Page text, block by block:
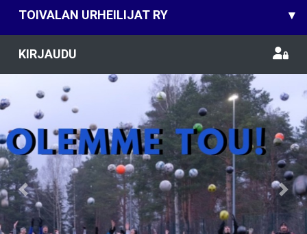
TOIVALAN URHEILIJAT RY ▾
KIRJAUDU
Previous